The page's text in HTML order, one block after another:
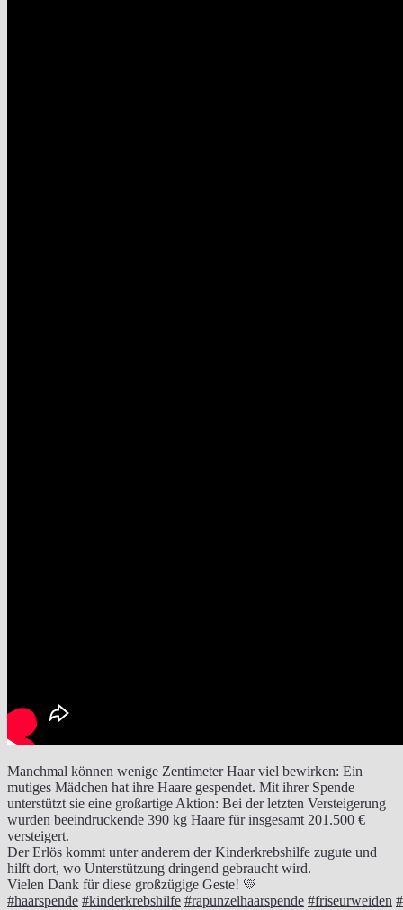
Manchmal können wenige Zentimeter Haar viel bewirken: Ein
mutiges Mädchen hat ihre Haare gespendet. Mit ihrer Spende
unterstützt sie eine großartige Aktion: Bei der letzten Versteigerung
wurden beeindruckende 390 kg Haare für insgesamt 201.500 €
versteigert.
Der Erlös kommt unter anderem der Kinderkrebshilfe zugute und
hilft dort, wo Unterstützung dringend gebraucht wird.
Vielen Dank für diese großzügige Geste! 💛
#haarspende #kinderkrebshilfe #rapunzelhaarspende #friseurweiden